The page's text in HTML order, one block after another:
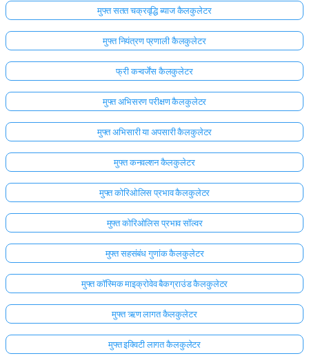
मुफ्त सतत चक्रवृद्धि ब्याज कैलकुलेटर
मुफ्त नियंत्रण प्रणाली कैलकुलेटर
फ्री कन्वर्जेंस कैलकुलेटर
मुफ्त अभिसरण परीक्षण कैलकुलेटर
मुफ्त अभिसारी या अपसारी कैलकुलेटर
मुफ्त कनवल्शन कैलकुलेटर
मुफ्त कोरिओलिस प्रभाव कैलकुलेटर
मुफ्त कोरिओलिस प्रभाव सॉल्वर
मुफ्त सहसंबंध गुणांक कैलकुलेटर
मुफ्त कॉस्मिक माइक्रोवेव बैकग्राउंड कैलकुलेटर
मुफ्त ऋण लागत कैलकुलेटर
मुफ्त इक्विटी लागत कैलकुलेटर